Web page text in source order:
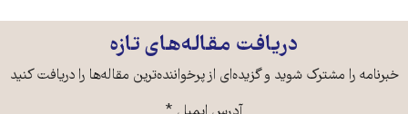
دریافت مقاله‌های تازه
خبرنامه را مشترک شوید و گزیده‌ای از پرخواننده‌ترین مقاله‌ها را دریافت کنید